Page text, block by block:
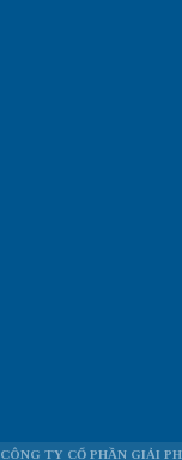
CÔNG TY CỔ PHẦN GIẢI